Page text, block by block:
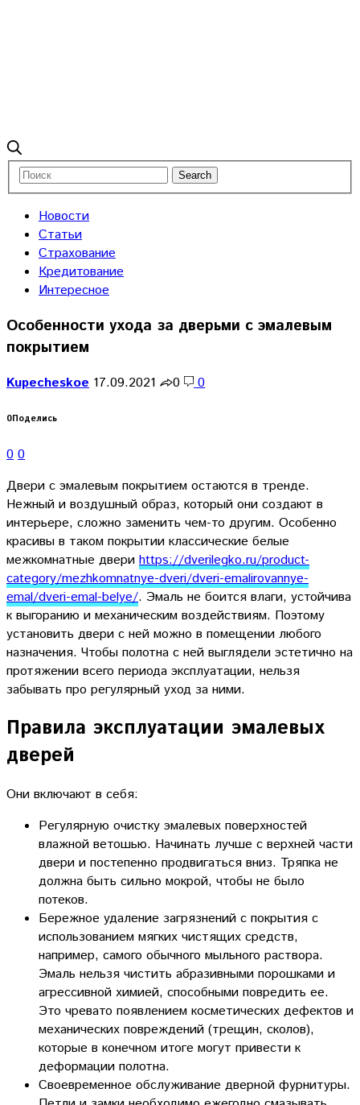
Новости
Статьи
Страхование
Кредитование
Интересное
Особенности ухода за дверьми с эмалевым
покрытием
Kupecheskoe 17.09.2021 0 0
0Поделись
0 0
Двери с эмалевым покрытием остаются в тренде.
Нежный и воздушный образ, который они создают в
интерьере, сложно заменить чем-то другим. Особенно
красивы в таком покрытии классические белые
межкомнатные двери https://dverilegko.ru/product-
category/mezhkomnatnye-dveri/dveri-emalirovannye-
emal/dveri-emal-belye/. Эмаль не боится влаги, устойчива
к выгоранию и механическим воздействиям. Поэтому
установить двери с ней можно в помещении любого
назначения. Чтобы полотна с ней выглядели эстетично на
протяжении всего периода эксплуатации, нельзя
забывать про регулярный уход за ними.
Правила эксплуатации эмалевых
дверей
Они включают в себя:
Регулярную очистку эмалевых поверхностей
влажной ветошью. Начинать лучше с верхней части
двери и постепенно продвигаться вниз. Тряпка не
должна быть сильно мокрой, чтобы не было
потеков.
Бережное удаление загрязнений с покрытия с
использованием мягких чистящих средств,
например, самого обычного мыльного раствора.
Эмаль нельзя чистить абразивными порошками и
агрессивной химией, способными повредить ее.
Это чревато появлением косметических дефектов и
механических повреждений (трещин, сколов),
которые в конечном итоге могут привести к
деформации полотна.
Своевременное обслуживание дверной фурнитуры.